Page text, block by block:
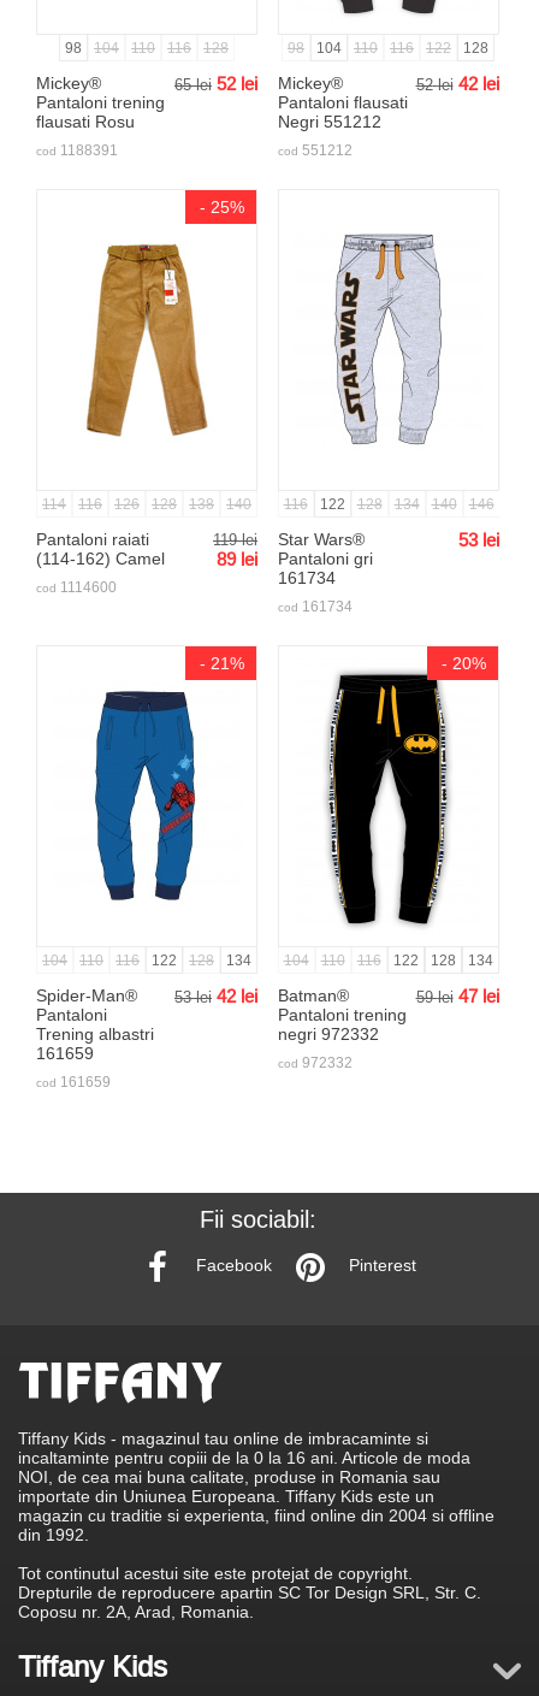
98 104 110 116 128
Mickey®
Pantaloni trening
flausati Rosu
65 lei 52 lei
cod 1188391
98 104 110 116 122 128
Mickey®
Pantaloni flausati
Negri 551212
52 lei 42 lei
cod 551212
- 25%
114 116 126 128 138 140 150 152 162 164
Pantaloni raiati
(114-162) Camel
119 lei
89 lei
cod 1114600
116 122 128 134 140 146
Star Wars®
Pantaloni gri
161734
53 lei
cod 161734
- 21%
104 110 116 122 128 134
Spider-Man®
Pantaloni
Trening albastri
161659
53 lei 42 lei
cod 161659
- 20%
104 110 116 122 128 134
Batman®
Pantaloni trening
negri 972332
59 lei 47 lei
cod 972332
Fii sociabil:
Facebook Pinterest
Tiffany Kids - magazinul tau online de imbracaminte si
incaltaminte pentru copiii de la 0 la 16 ani. Articole de moda
NOI, de cea mai buna calitate, produse in Romania sau
importate din Uniunea Europeana. Tiffany Kids este un
magazin cu traditie si experienta, fiind online din 2004 si offline
din 1992.
Tot continutul acestui site este protejat de copyright.
Drepturile de reproducere apartin SC Tor Design SRL, Str. C.
Coposu nr. 2A, Arad, Romania.
Tiffany Kids